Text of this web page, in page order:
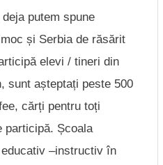
putem spune
și Serbia de răsărit
elevi / tineri din
sunt așteptați peste 500
cărți pentru toți
participă. Școala
–instructiv în